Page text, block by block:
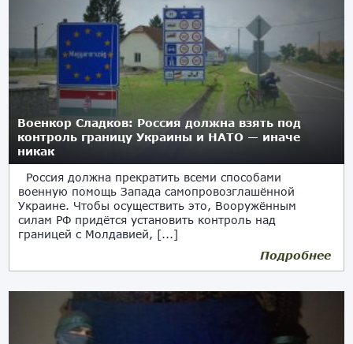
Военкор Сладков: Россия должна взять под
контроль границу Украины и НАТО — иначе
никак
Россия должна прекратить всеми способами
военную помощь Запада самопровозглашённой
Украине. Чтобы осуществить это, Вооружённым
силам РФ придётся установить контроль над
границей с Молдавией, [...]
Подробнее